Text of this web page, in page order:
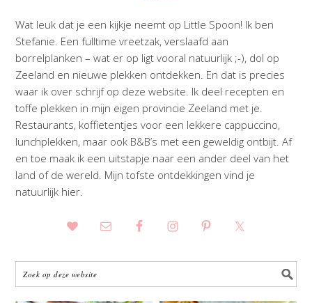
Wat leuk dat je een kijkje neemt op Little Spoon! Ik ben
Stefanie. Een fulltime vreetzak, verslaafd aan
borrelplanken – wat er op ligt vooral natuurlijk ;-), dol op
Zeeland en nieuwe plekken ontdekken. En dat is precies
waar ik over schrijf op deze website. Ik deel recepten en
toffe plekken in mijn eigen provincie Zeeland met je.
Restaurants, koffietentjes voor een lekkere cappuccino,
lunchplekken, maar ook B&B’s met een geweldig ontbijt. Af
en toe maak ik een uitstapje naar een ander deel van het
land of de wereld. Mijn tofste ontdekkingen vind je
natuurlijk hier.